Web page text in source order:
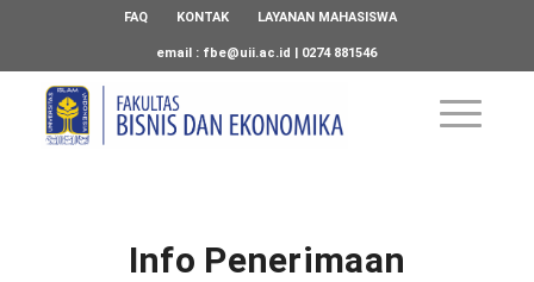
FAQ KONTAK LAYANAN MAHASISWA
email : fbe@uii.ac.id | 0274 881546
Info Penerimaan